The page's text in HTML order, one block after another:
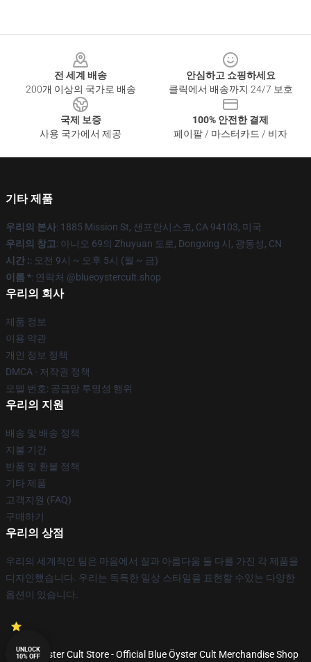
전 세계 배송
200개 이상의 국가로 배송
안심하고 쇼핑하세요
클릭에서 배송까지 24/7 보호
국제 보증
사용 국가에서 제공
100% 안전한 결제
페이팔 / 마스터카드 / 비자
기타 제품
우리의 본사: 1885 Mission St, 샌프란시스코, CA 94103, 미국
우리의 창고: 아니오 69의 Zhuyuan 도로, Dongxing 시, 광동성, CN
시간 :: 오전 9시 ~ 오후 5시 (월 ~ 금)
이름 *: 연락처 @blueoystercult.shop
우리의 회사
제품 정보
이용 약관
개인 정보 정책
DMCA - 저작권 정책
모델 번호: 공급망 투명성 행위
우리의 지원
배송 및 배송 정책
지불 기간
반품 및 환불 정책
기타 제품
고객지원 (FAQ)
구매하기
우리의 상점
우리의 세계적인 팀은 마음에서 질과 아름다움 둘 다를 가진 각 제품을
디자인했습니다. 우리는 독특한 일상 스타일을 표현할 수있는 다양한
옵션이 있습니다.
© Blue Öyster Cult Store - Official Blue Öyster Cult Merchandise Shop
UNLOCK
10% OFF